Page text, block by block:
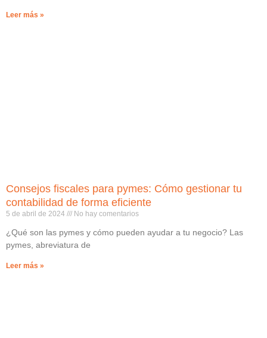
Leer más »
Consejos fiscales para pymes: Cómo gestionar tu
contabilidad de forma eficiente
5 de abril de 2024 No hay comentarios
¿Qué son las pymes y cómo pueden ayudar a tu negocio? Las
pymes, abreviatura de
Leer más »